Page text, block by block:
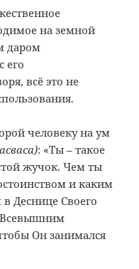
на земной
даром
его
всё это не
человеку на ум
: «Ты – такое
жучок. Чем ты
и каким
Деснице Своего
Всевышним
Он занимался